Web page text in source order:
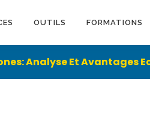
OUTILS FORMATIONS
Analyse Et Avantages